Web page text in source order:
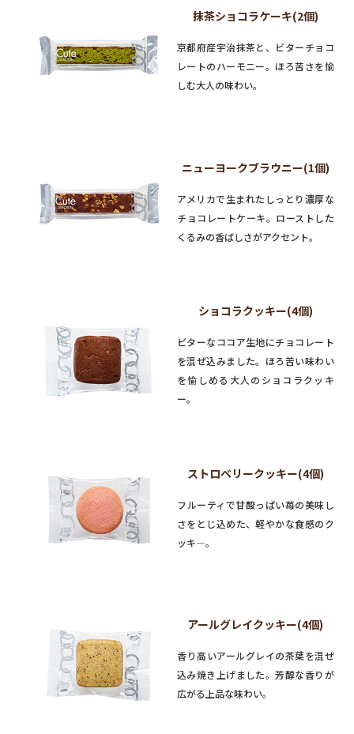
抹茶ショコラケーキ(2個)
京都府産宇治抹茶と、ビターチョコ
レートのハーモニー。ほろ苦さを愉
しむ大人の味わい。
ニューヨークブラウニー(1個)
アメリカで生まれたしっとり濃厚な
チョコレートケーキ。ローストした
くるみの香ばしさがアクセント。
ショコラクッキー(4個)
ビターなココア生地にチョコレート
を混ぜ込みました。ほろ苦い味わい
を愉しめる大人のショコラクッキ
ー。
ストロベリークッキー(4個)
フルーティで甘酸っぱい苺の美味し
さをとじ込めた、軽やかな食感のク
ッキ―。
アールグレイクッキー(4個)
香り高いアールグレイの茶葉を混ぜ
込み焼き上げました。芳醇な香りが
広がる上品な味わい。